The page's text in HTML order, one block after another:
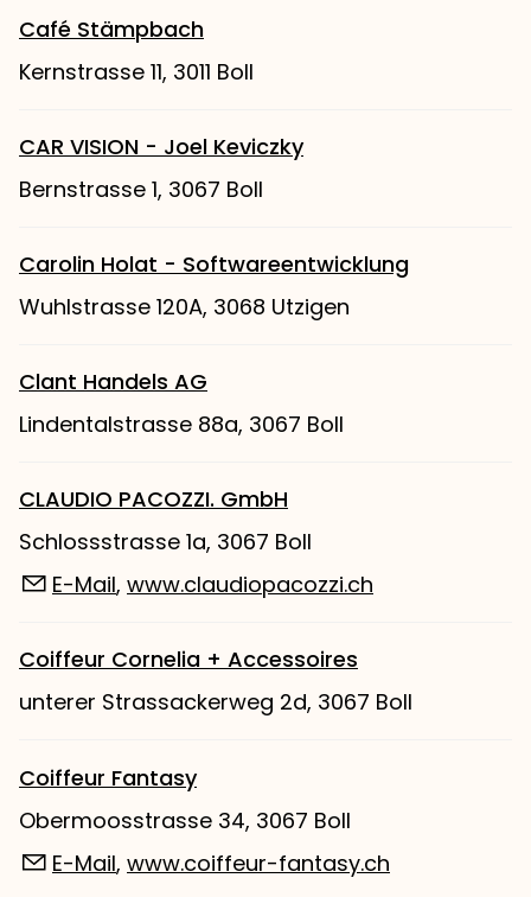
Café Stämpbach
Kernstrasse 11, 3011 Boll
CAR VISION - Joel Keviczky
Bernstrasse 1, 3067 Boll
Carolin Holat - Softwareentwicklung
Wuhlstrasse 120A, 3068 Utzigen
Clant Handels AG
Lindentalstrasse 88a, 3067 Boll
CLAUDIO PACOZZI. GmbH
Schlossstrasse 1a, 3067 Boll
E-Mail, www.claudiopacozzi.ch
Coiffeur Cornelia + Accessoires
unterer Strassackerweg 2d, 3067 Boll
Coiffeur Fantasy
Obermoosstrasse 34, 3067 Boll
E-Mail, www.coiffeur-fantasy.ch